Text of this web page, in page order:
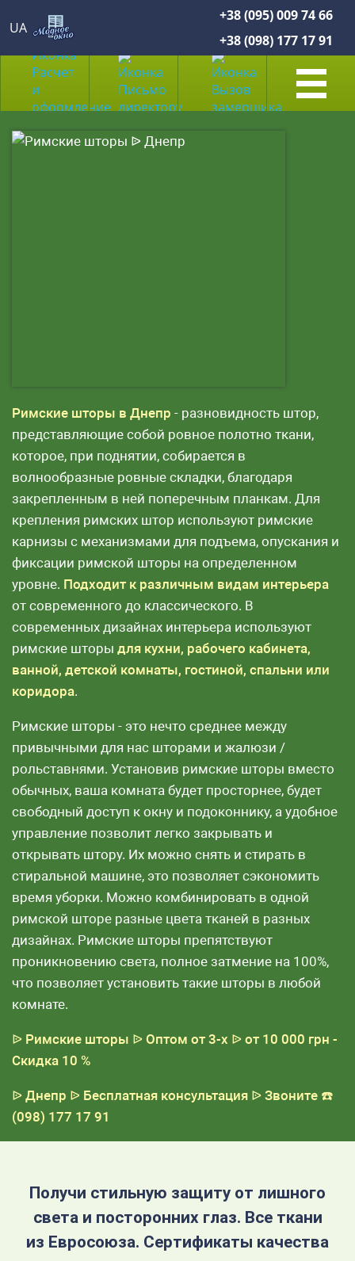
UA
+38 (095) 009 74 66
+38 (098) 177 17 91
Римские шторы в Днепр - разновидность штор,
представляющие собой ровное полотно ткани,
которое, при поднятии, собирается в
волнообразные ровные складки, благодаря
закрепленным в ней поперечным планкам. Для
крепления римских штор используют римские
карнизы с механизмами для подъема, опускания и
фиксации римской шторы на определенном
уровне. Подходит к различным видам интерьера
от современного до классического. В
современных дизайнах интерьера используют
римские шторы для кухни, рабочего кабинета,
ванной, детской комнаты, гостиной, спальни или
коридора.
Римские шторы - это нечто среднее между
привычными для нас шторами и жалюзи /
рольставнями. Установив римские шторы вместо
обычных, ваша комната будет просторнее, будет
свободный доступ к окну и подоконнику, а удобное
управление позволит легко закрывать и
открывать штору. Их можно снять и стирать в
стиральной машине, это позволяет сэкономить
время уборки. Можно комбинировать в одной
римской шторе разные цвета тканей в разных
дизайнах. Римские шторы препятствуют
проникновению света, полное затмение на 100%,
что позволяет установить такие шторы в любой
комнате.
ᐉ Римские шторы ᐉ Оптом от 3-х ᐉ от 10 000 грн -
Скидка 10 %
ᐉ Днепр ᐉ Бесплатная консультация ᐉ Звоните ☎️
(098) 177 17 91
Получи стильную защиту от лишного
света и посторонних глаз. Все ткани
из Евросоюза. Сертификаты качества